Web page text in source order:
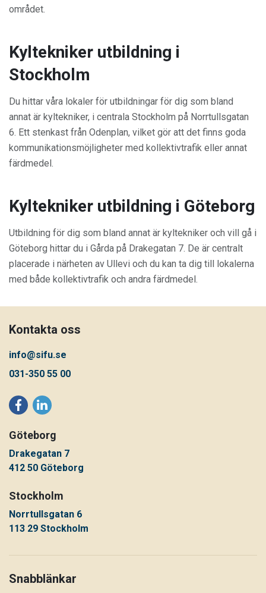
området.
Kyltekniker utbildning i
Stockholm
Du hittar våra lokaler för utbildningar för dig som bland
annat är kyltekniker, i centrala Stockholm på Norrtullsgatan
6. Ett stenkast från Odenplan, vilket gör att det finns goda
kommunikationsmöjligheter med kollektivtrafik eller annat
färdmedel.
Kyltekniker utbildning i Göteborg
Utbildning för dig som bland annat är kyltekniker och vill gå i
Göteborg hittar du i Gårda på Drakegatan 7. De är centralt
placerade i närheten av Ullevi och du kan ta dig till lokalerna
med både kollektivtrafik och andra färdmedel.
Kontakta oss
info@sifu.se
031-350 55 00
Göteborg
Drakegatan 7
412 50 Göteborg
Stockholm
Norrtullsgatan 6
113 29 Stockholm
Snabblänkar